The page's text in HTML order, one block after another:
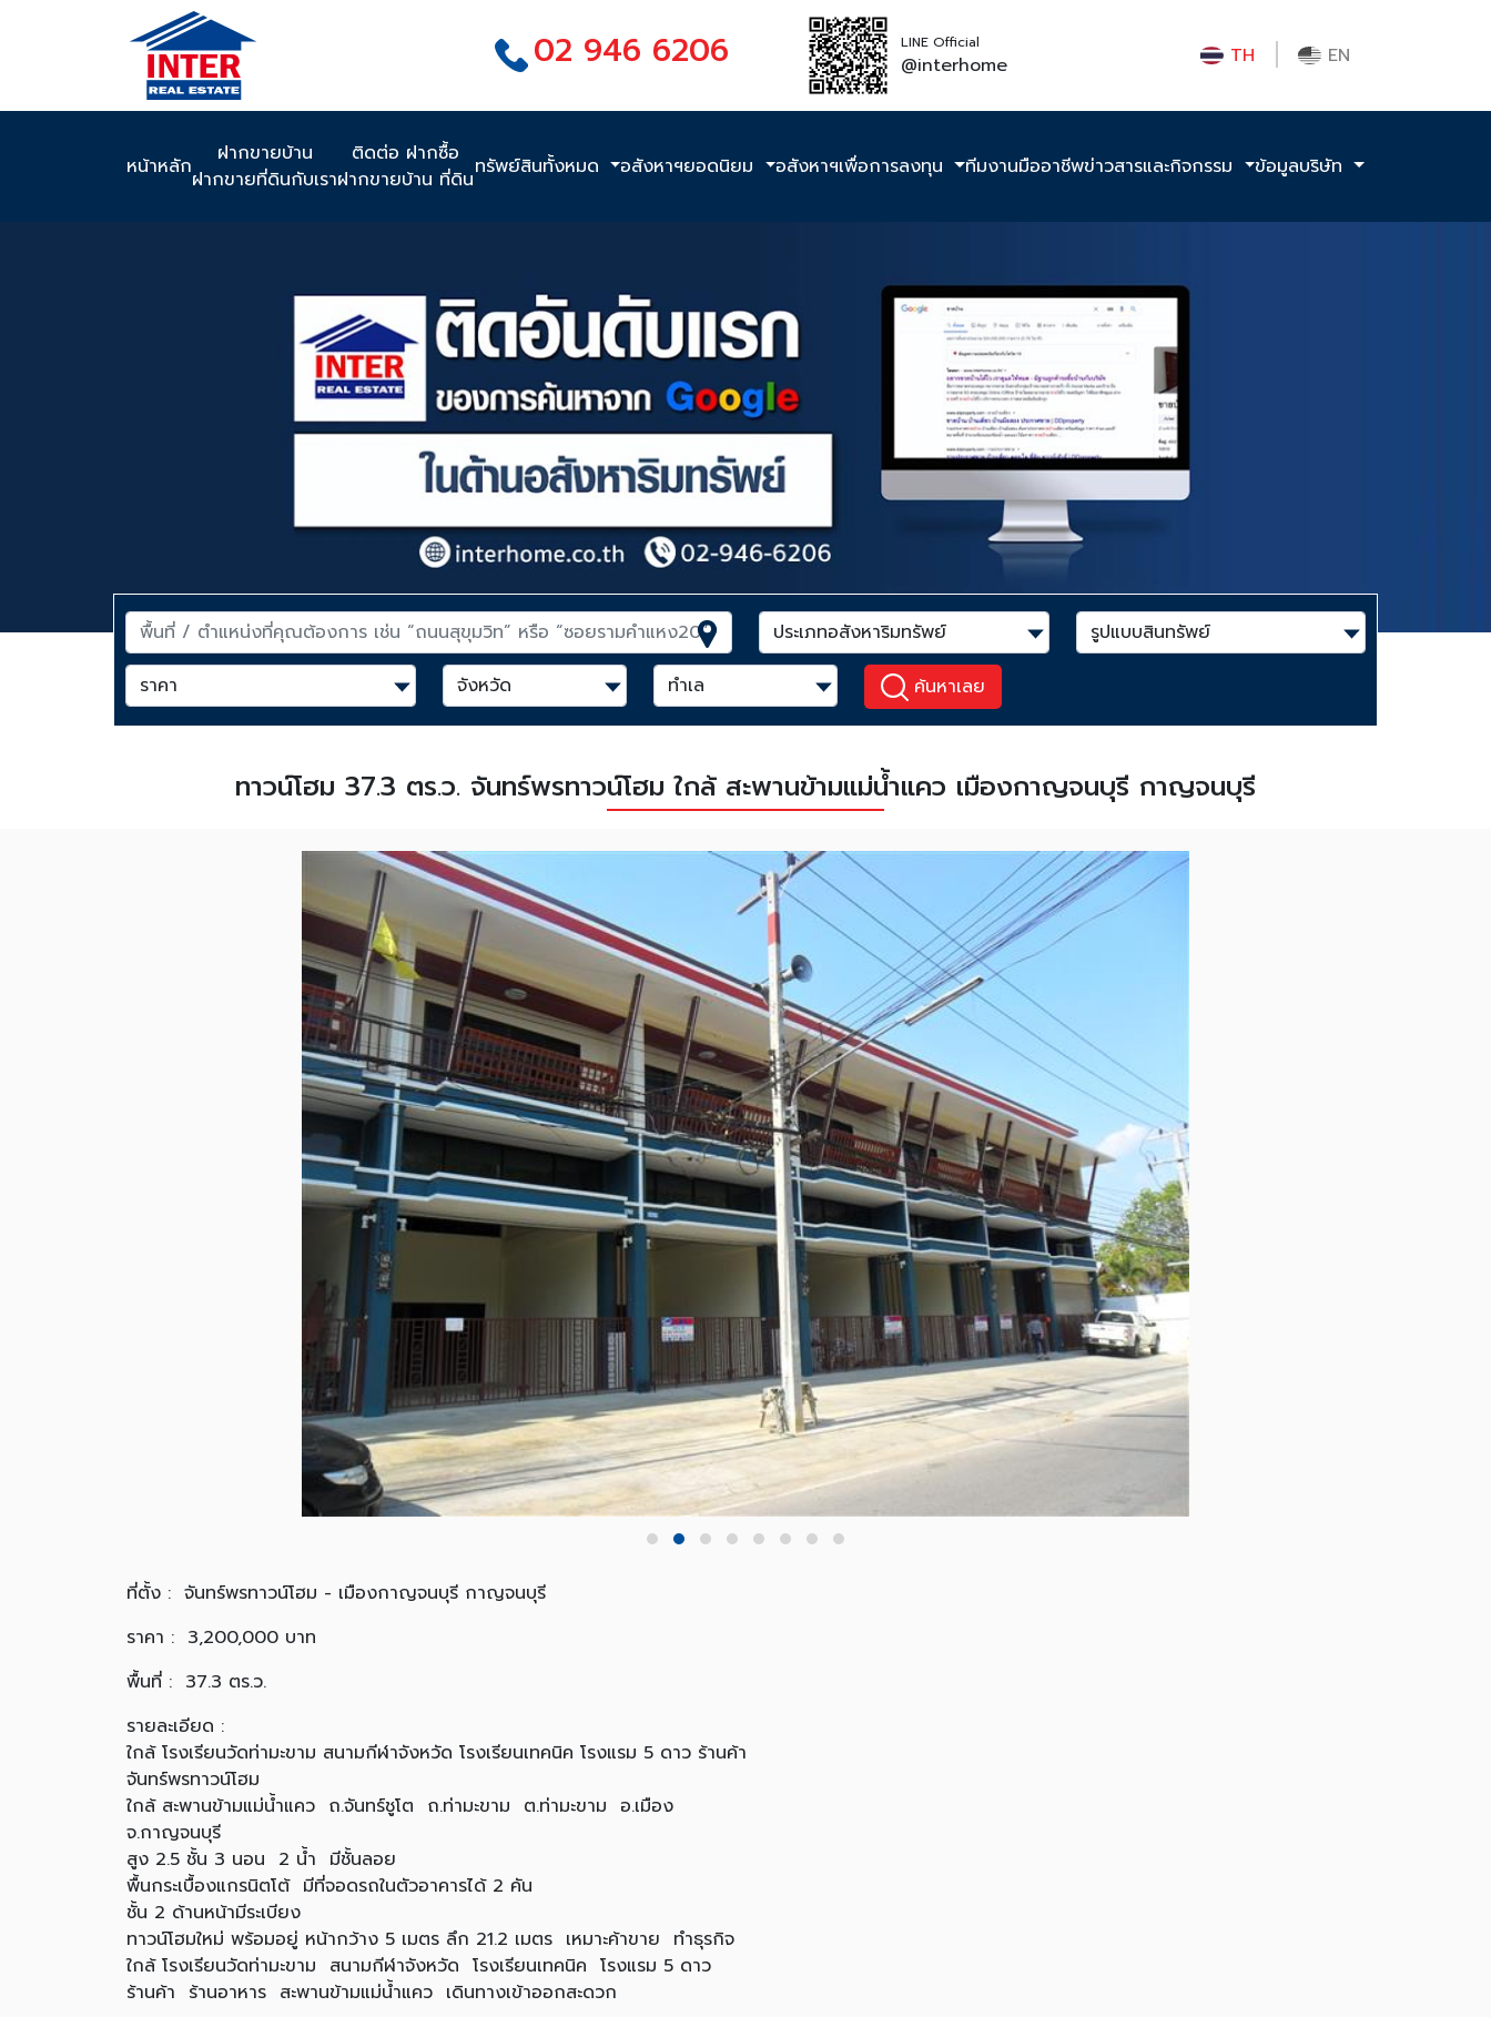
02 946 6206 LINE Official
@interhome TH EN
หน้าหลัก
ฝากขายบ้าน
ฝากขายที่ดินกับเรา
ติดต่อ ฝากซื้อ
ฝากขายบ้าน ที่ดินทรัพย์สินทั้งหมด อสังหาฯยอดนิยม อสังหาฯเพื่อการลงทุน ทีมงานมืออาชีพข่าวสารและกิจกรรม ข้อมูลบริษัท
ค้นหาเลย
ทาวน์โฮม 37.3 ตร.ว. จันทร์พรทาวน์โฮม ใกล้ สะพานข้ามแม่น้ำแคว เมืองกาญจนบุรี กาญจนบุรี
ที่ตั้ง : จันทร์พรทาวน์โฮม - เมืองกาญจนบุรี กาญจนบุรี
ราคา : 3,200,000 บาท
พื้นที่ : 37.3 ตร.ว.
รายละเอียด :
ใกล้ โรงเรียนวัดท่ามะขาม สนามกีฬาจังหวัด โรงเรียนเทคนิค โรงแรม 5 ดาว ร้านค้า
จันทร์พรทาวน์โฮม
ใกล้ สะพานข้ามแม่น้ำแคว ถ.จันทร์ชูโต ถ.ท่ามะขาม ต.ท่ามะขาม อ.เมือง
จ.กาญจนบุรี
สูง 2.5 ชั้น 3 นอน 2 น้ำ มีชั้นลอย
พื้นกระเบื้องแกรนิตโต้ มีที่จอดรถในตัวอาคารได้ 2 คัน
ชั้น 2 ด้านหน้ามีระเบียง
ทาวน์โฮมใหม่ พร้อมอยู่ หน้ากว้าง 5 เมตร ลึก 21.2 เมตร เหมาะค้าขาย ทำธุรกิจ
ใกล้ โรงเรียนวัดท่ามะขาม สนามกีฬาจังหวัด โรงเรียนเทคนิค โรงแรม 5 ดาว
ร้านค้า ร้านอาหาร สะพานข้ามแม่น้ำแคว เดินทางเข้าออกสะดวก